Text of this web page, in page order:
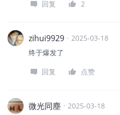
回复
2
zihui9929 · 2025-03-18
终于爆发了
回复
点赞
微光同塵 · 2025-03-18